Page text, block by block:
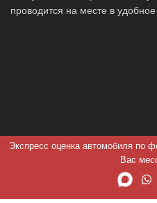
проводится на месте в
Экспресс оценка автомобиля по
Вас